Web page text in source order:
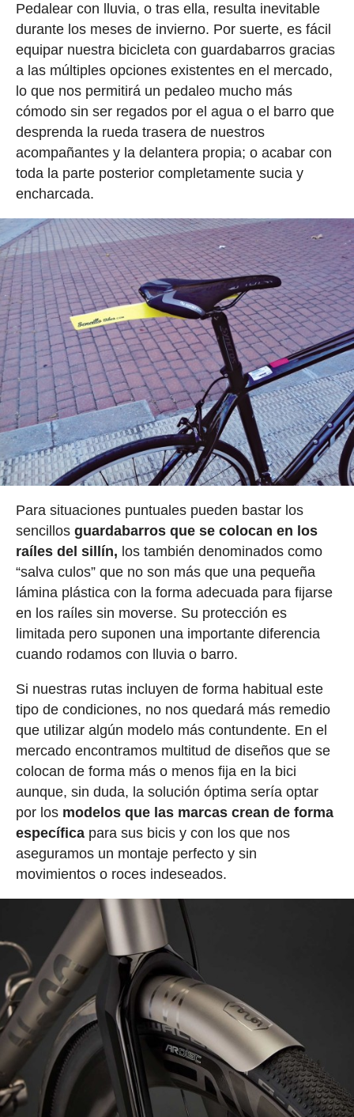
Pedalear con lluvia, o tras ella, resulta inevitable
durante los meses de invierno. Por suerte, es fácil
equipar nuestra bicicleta con guardabarros gracias
a las múltiples opciones existentes en el mercado,
lo que nos permitirá un pedaleo mucho más
cómodo sin ser regados por el agua o el barro que
desprenda la rueda trasera de nuestros
acompañantes y la delantera propia; o acabar con
toda la parte posterior completamente sucia y
encharcada.
Para situaciones puntuales pueden bastar los
sencillos guardabarros que se colocan en los
raíles del sillín, los también denominados como
“salva culos” que no son más que una pequeña
lámina plástica con la forma adecuada para fijarse
en los raíles sin moverse. Su protección es
limitada pero suponen una importante diferencia
cuando rodamos con lluvia o barro.
Si nuestras rutas incluyen de forma habitual este
tipo de condiciones, no nos quedará más remedio
que utilizar algún modelo más contundente. En el
mercado encontramos multitud de diseños que se
colocan de forma más o menos fija en la bici
aunque, sin duda, la solución óptima sería optar
por losmodelos que las marcas crean de forma
específicapara sus bicis y con los que nos
aseguramos un montaje perfecto y sin
movimientos o roces indeseados.